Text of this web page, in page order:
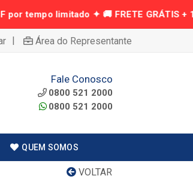
| Área do Representante
Fale Conosco
0800 521 2000
0800 521 2000
QUEM SOMOS
VOLTAR